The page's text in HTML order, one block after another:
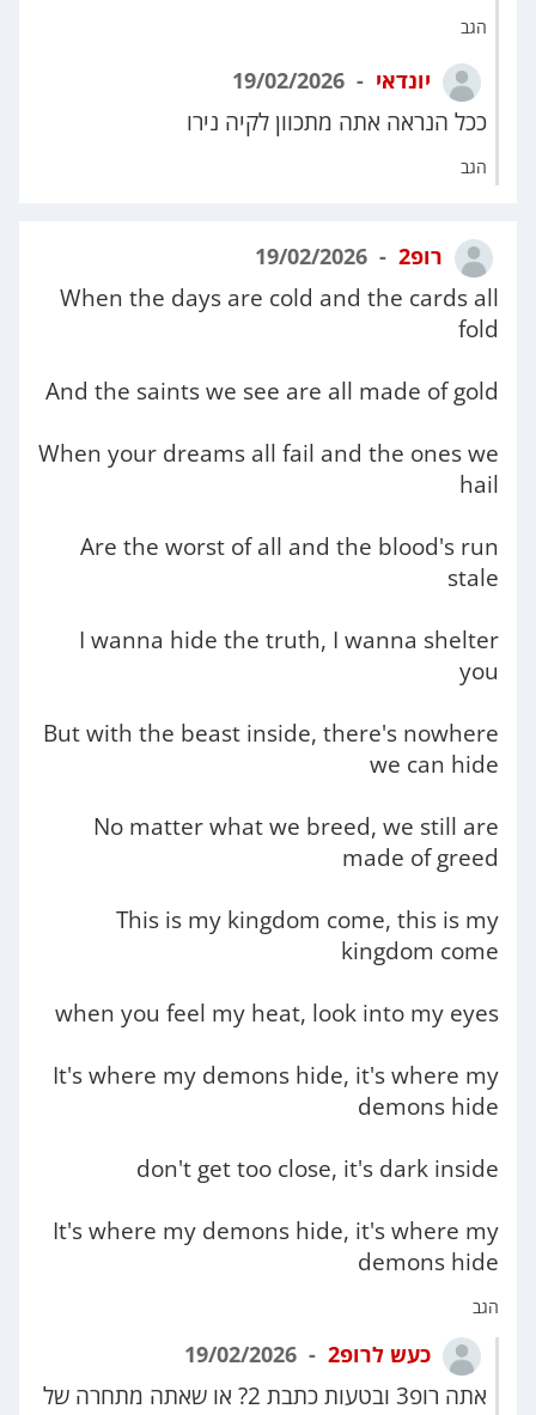
הגב
יונדאי
ככל הנראה אתה מתכוון לקיה נירו
הגב
רופ2
When the days are cold and the cards all
fold
And the saints we see are all made of gold
When your dreams all fail and the ones we
hail
Are the worst of all and the blood's run
stale
I wanna hide the truth, I wanna shelter
you
But with the beast inside, there's nowhere
we can hide
No matter what we breed, we still are
made of greed
This is my kingdom come, this is my
kingdom come
when you feel my heat, look into my eyes
It's where my demons hide, it's where my
demons hide
don't get too close, it's dark inside
It's where my demons hide, it's where my
demons hide
הגב
כעש לרופ2
אתה רופ3 ובטעות כתבת 2? או שאתה מתחרה של